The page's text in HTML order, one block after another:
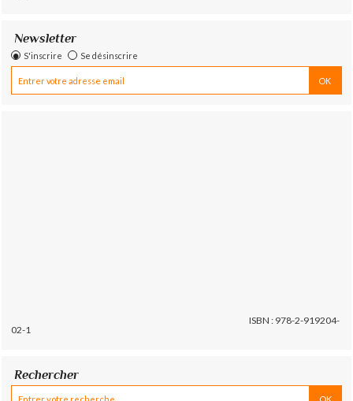
Newsletter
S'inscrire Se désinscrire
ISBN : 978-2-919204-
02-1
Rechercher